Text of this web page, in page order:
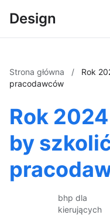
Design
Strona główna /
Rok
pracodawców
Rok
by
bhp dla
kierujących